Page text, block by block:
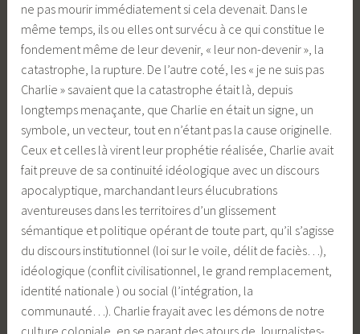
ne pas mourir immédiatement si cela devenait. Dans le
même temps, ils ou elles ont survécu à ce qui constitue le
fondement même de leur devenir, « leur non-devenir », la
catastrophe, la rupture. De l’autre coté, les « je ne suis pas
Charlie » savaient que la catastrophe était là, depuis
longtemps menaçante, que Charlie en était un signe, un
symbole, un vecteur, tout en n’étant pas la cause originelle.
Ceux et celles là virent leur prophétie réalisée, Charlie avait
fait preuve de sa continuité idéologique avec un discours
apocalyptique, marchandant leurs élucubrations
aventureuses dans les territoires d’un glissement
sémantique et politique opérant de toute part, qu’il s’agisse
du discours institutionnel (loi sur le voile, délit de faciès…),
idéologique (conflit civilisationnel, le grand remplacement,
identité nationale ) ou social (l’intégration, la
communauté…). Charlie frayait avec les démons de notre